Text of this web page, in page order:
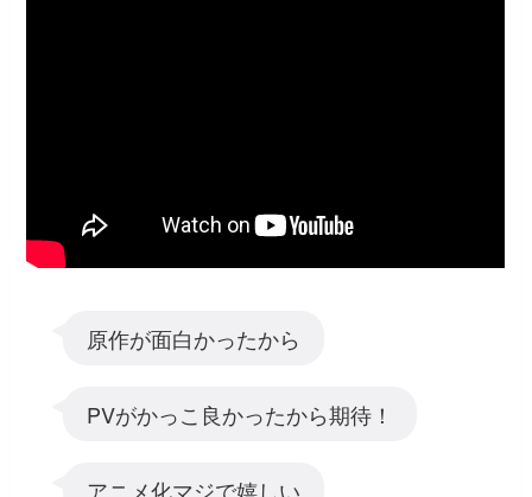
原作が面白かったから
PVがかっこ良かったから期待！
アニメ化マジで嬉しい